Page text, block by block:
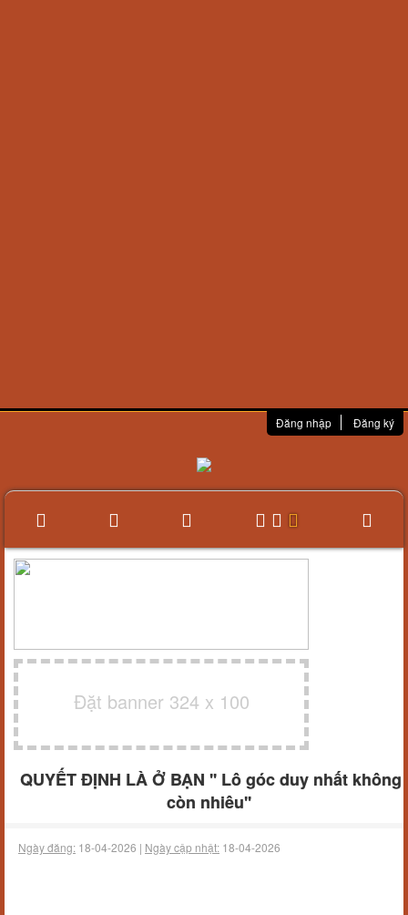
Đăng nhập Đăng ký
Đặt banner 324 x 100
QUYẾT ĐỊNH LÀ Ở BẠN '' Lô góc duy nhất không
còn nhiêu''
Ngày đăng: 18-04-2026 | Ngày cập nhật: 18-04-2026